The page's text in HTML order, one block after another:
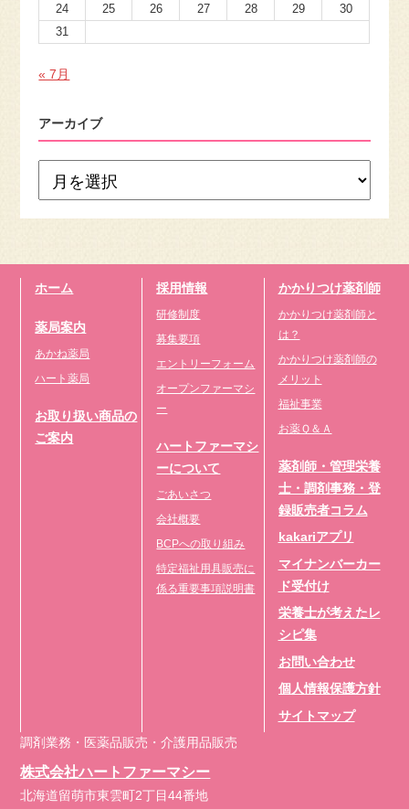
24
25 26 27 28 29
30
31
« 7月
アーカイブ
ホーム
薬局案内
あかね薬局
ハート薬局
お取り扱い商品の
ご案内
採用情報
研修制度
募集要項
エントリーフォーム
オープンファーマシ
ー
ハートファーマシ
ーについて
ごあいさつ
会社概要
BCPへの取り組み
特定福祉用具販売に
係る重要事項説明書
かかりつけ薬剤師
かかりつけ薬剤師と
は？
かかりつけ薬剤師の
メリット
福祉事業
お薬Ｑ＆Ａ
薬剤師・管理栄養
士・調剤事務・登
録販売者コラム
kakariアプリ
マイナンバーカー
ド受付け
栄養士が考えたレ
シピ集
お問い合わせ
個人情報保護方針
サイトマップ
調剤業務・医薬品販売・介護用品販売
株式会社ハートファーマシー
北海道留萌市東雲町2丁目44番地